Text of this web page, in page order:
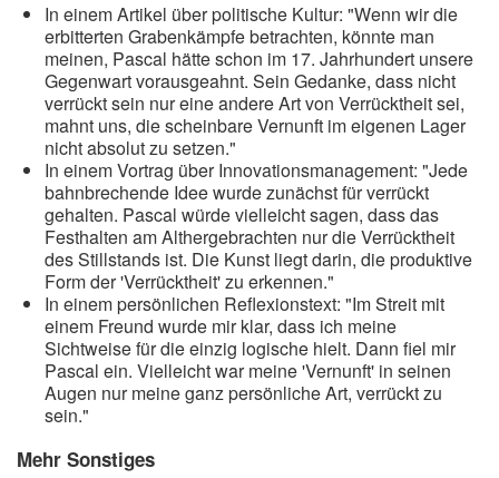
In einem Artikel über politische Kultur: "Wenn wir die
erbitterten Grabenkämpfe betrachten, könnte man
meinen, Pascal hätte schon im 17. Jahrhundert unsere
Gegenwart vorausgeahnt. Sein Gedanke, dass nicht
verrückt sein nur eine andere Art von Verrücktheit sei,
mahnt uns, die scheinbare Vernunft im eigenen Lager
nicht absolut zu setzen."
In einem Vortrag über Innovationsmanagement: "Jede
bahnbrechende Idee wurde zunächst für verrückt
gehalten. Pascal würde vielleicht sagen, dass das
Festhalten am Althergebrachten nur die Verrücktheit
des Stillstands ist. Die Kunst liegt darin, die produktive
Form der 'Verrücktheit' zu erkennen."
In einem persönlichen Reflexionstext: "Im Streit mit
einem Freund wurde mir klar, dass ich meine
Sichtweise für die einzig logische hielt. Dann fiel mir
Pascal ein. Vielleicht war meine 'Vernunft' in seinen
Augen nur meine ganz persönliche Art, verrückt zu
sein."
Mehr Sonstiges